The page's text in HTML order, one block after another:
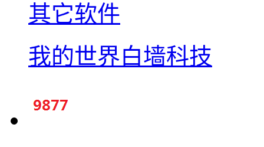
其它软件
我的世界白墙科技